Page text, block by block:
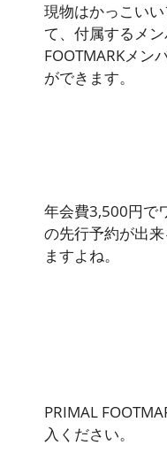
現物はかっこい
て、付属するメ
FOOTMARKメン
ができます。
年会費3,500円で
の先行予約が出
ますよね。
PRIMAL
入ください。